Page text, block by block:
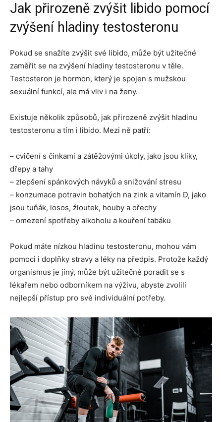
Jak přirozeně zvýšit libido pomocí
zvýšení hladiny testosteronu
Pokud se snažíte zvýšit své libido, může být užitečné
zaměřit se na zvýšení hladiny testosteronu v těle.
Testosteron je hormon, který je spojen s mužskou
sexuální funkcí, ale má vliv i na ženy.
Existuje několik způsobů, jak přirozeně zvýšit hladinu
testosteronu a tím i libido. Mezi ně patří:
– cvičení s činkami a zátěžovými úkoly, jako jsou kliky,
dřepy a tahy
– zlepšení spánkových návyků a snižování stresu
– konzumace potravin bohatých na zink a vitamín D, jako
jsou tuňák, losos, žloutek, houby a ořechy
– omezení spotřeby alkoholu a kouření tabáku
Pokud máte nízkou hladinu testosteronu, mohou vám
pomoci i doplňky stravy a léky na předpis. Protože každý
organismus je jiný, může být užitečné poradit se s
lékařem nebo odborníkem na výživu, abyste zvolili
nejlepší přístup pro své individuální potřeby.